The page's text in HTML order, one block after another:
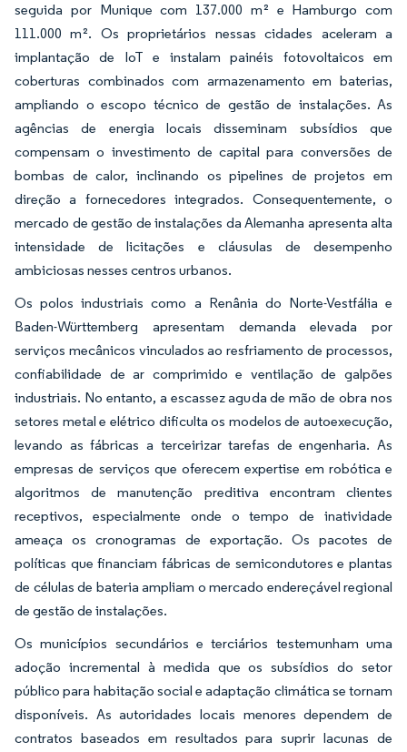
seguida por Munique com 137.000 m² e Hamburgo com
111.000 m². Os proprietários nessas cidades aceleram a
implantação de IoT e instalam painéis fotovoltaicos em
coberturas combinados com armazenamento em baterias,
ampliando o escopo técnico de gestão de instalações. As
agências de energia locais disseminam subsídios que
compensam o investimento de capital para conversões de
bombas de calor, inclinando os pipelines de projetos em
direção a fornecedores integrados. Consequentemente, o
mercado de gestão de instalações da Alemanha apresenta alta
intensidade de licitações e cláusulas de desempenho
ambiciosas nesses centros urbanos.
Os polos industriais como a Renânia do Norte-Vestfália e
Baden-Württemberg apresentam demanda elevada por
serviços mecânicos vinculados ao resfriamento de processos,
confiabilidade de ar comprimido e ventilação de galpões
industriais. No entanto, a escassez aguda de mão de obra nos
setores metal e elétrico dificulta os modelos de autoexecução,
levando as fábricas a terceirizar tarefas de engenharia. As
empresas de serviços que oferecem expertise em robótica e
algoritmos de manutenção preditiva encontram clientes
receptivos, especialmente onde o tempo de inatividade
ameaça os cronogramas de exportação. Os pacotes de
políticas que financiam fábricas de semicondutores e plantas
de células de bateria ampliam o mercado endereçável regional
de gestão de instalações.
Os municípios secundários e terciários testemunham uma
adoção incremental à medida que os subsídios do setor
público para habitação social e adaptação climática se tornam
disponíveis. As autoridades locais menores dependem de
contratos baseados em resultados para suprir lacunas de